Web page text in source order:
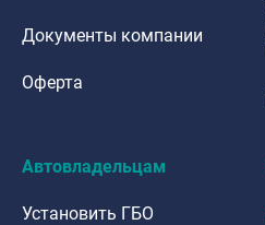
Документы компании
Оферта
Автовладельцам
Установить ГБО